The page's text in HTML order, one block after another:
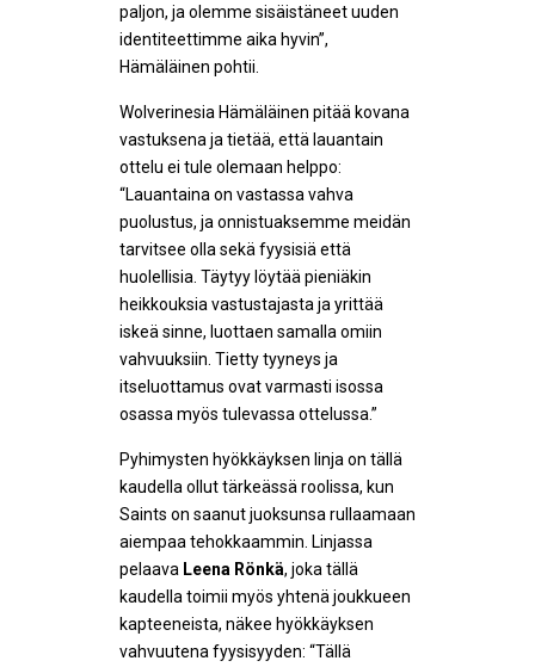
paljon, ja olemme sisäistäneet uuden
identiteettimme aika hyvin”,
Hämäläinen pohtii.
Wolverinesia Hämäläinen pitää kovana
vastuksena ja tietää, että lauantain
ottelu ei tule olemaan helppo:
“Lauantaina on vastassa vahva
puolustus, ja onnistuaksemme meidän
tarvitsee olla sekä fyysisiä että
huolellisia. Täytyy löytää pieniäkin
heikkouksia vastustajasta ja yrittää
iskeä sinne, luottaen samalla omiin
vahvuuksiin. Tietty tyyneys ja
itseluottamus ovat varmasti isossa
osassa myös tulevassa ottelussa.”
Pyhimysten hyökkäyksen linja on tällä
kaudella ollut tärkeässä roolissa, kun
Saints on saanut juoksunsa rullaamaan
aiempaa tehokkaammin. Linjassa
pelaava Leena Rönkä, joka tällä
kaudella toimii myös yhtenä joukkueen
kapteeneista, näkee hyökkäyksen
vahvuutena fyysisyyden: “Tällä